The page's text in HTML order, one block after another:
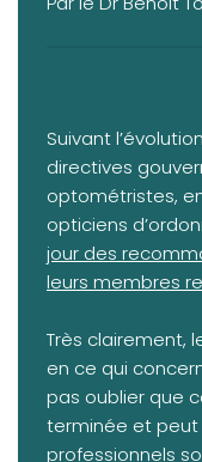
VOTRE PRATIQUE
Suivant
directives
optométristes,
opticiens
jour des
leurs membres
Très clairement,
en ce qui
pas oublier que
terminée et peut
professionnels